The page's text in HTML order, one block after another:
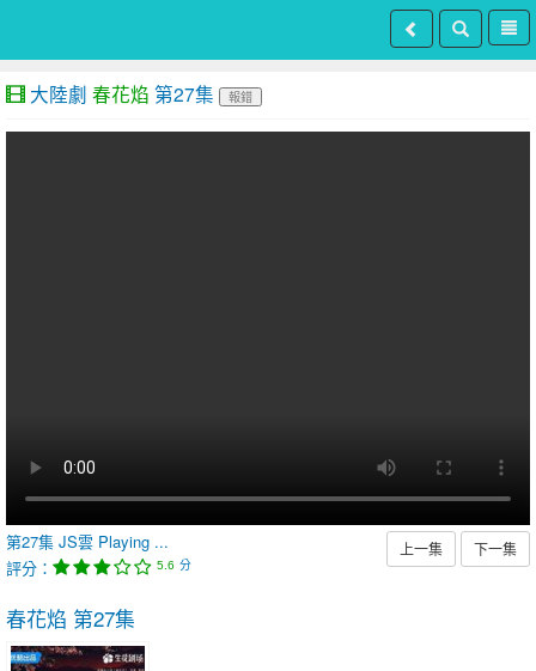
大陸劇 春花焰 第27集 報錯
第27集 JS雲 Playing ...
評分：
5.6 分
上一集 下一集
春花焰 第27集